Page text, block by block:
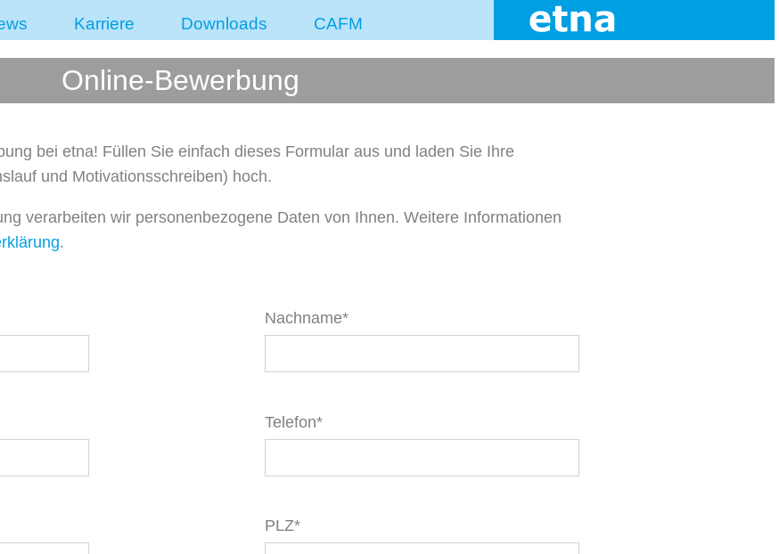
Karriere Downloads CAFM
Online-Bewerbung
bei etna! Füllen Sie einfach dieses Formular aus und laden Sie Ihre
und Motivationsschreiben) hoch.
verarbeiten wir personenbezogene Daten von Ihnen. Weitere Informationen
.
Nachname*
Telefon*
PLZ*